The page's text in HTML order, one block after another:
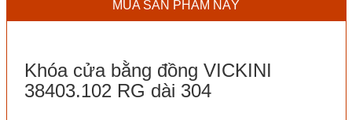
MUA SẢN PHẨM NÀY
Khóa cửa bằng đồng VICKINI
38403.102 RG dài 304